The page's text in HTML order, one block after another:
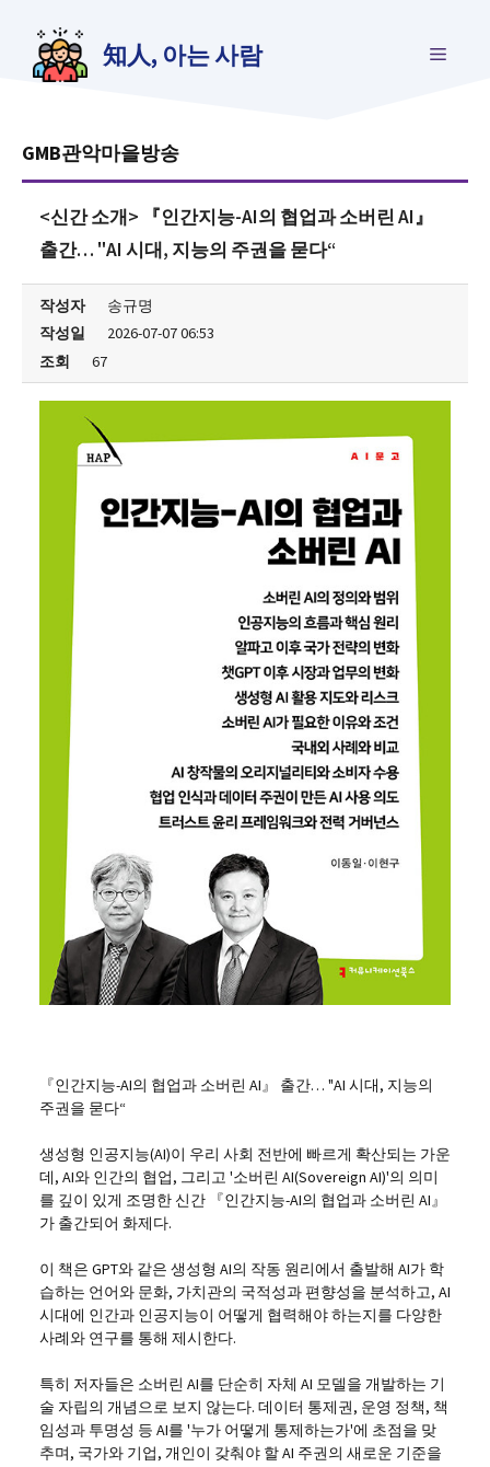
知人, 아는 사람 메
GMB관악마을방송
<신간 소개> 『인간지능-AI의 협업과 소버린 AI』
출간… "AI 시대, 지능의 주권을 묻다“
작성자
송규명
작성일
2026-07-07 06:53
조회
67
『인간지능-AI의 협업과 소버린 AI』 출간… "AI 시대, 지능의
주권을 묻다“
생성형 인공지능(AI)이 우리 사회 전반에 빠르게 확산되는 가운
데, AI와 인간의 협업, 그리고 '소버린 AI(Sovereign AI)'의 의미
를 깊이 있게 조명한 신간 『인간지능-AI의 협업과 소버린 AI』
가 출간되어 화제다.
이 책은 GPT와 같은 생성형 AI의 작동 원리에서 출발해 AI가 학
습하는 언어와 문화, 가치관의 국적성과 편향성을 분석하고, AI
시대에 인간과 인공지능이 어떻게 협력해야 하는지를 다양한
사례와 연구를 통해 제시한다.
특히 저자들은 소버린 AI를 단순히 자체 AI 모델을 개발하는 기
술 자립의 개념으로 보지 않는다. 데이터 통제권, 운영 정책, 책
임성과 투명성 등 AI를 '누가 어떻게 통제하는가'에 초점을 맞
추며, 국가와 기업, 개인이 갖춰야 할 AI 주권의 새로운 기준을